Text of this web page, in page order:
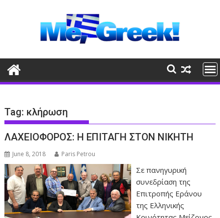
Tag: κλήρωση
ΛΑΧΕΙΟΦΟΡΟΣ: Η ΕΠΙΤΑΓΗ ΣΤΟΝ ΝΙΚΗΤΗ
June 8, 2018 Paris Petrou
Σε πανηγυρική
συνεδρίαση της
Επιτρο­πής Εράνου
της Ελληνικής